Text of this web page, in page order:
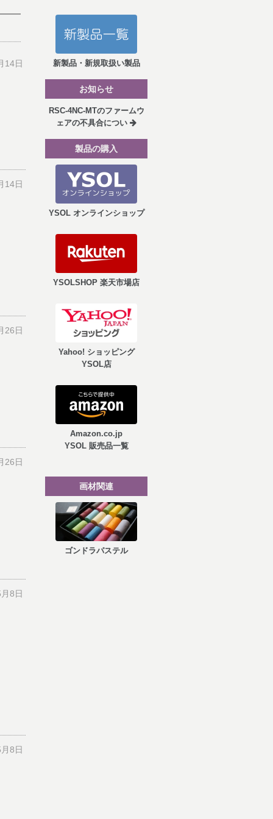
14日
14日
26日
26日
8日
8日
新製品・新規取扱い製品
お知らせ
RSC-4NC-MTのファームウ
ェアの不具合につい
製品の購入
YSOL オンラインショップ
YSOLSHOP 楽天市場店
Yahoo! ショッピング
YSOL店
Amazon.co.jp
YSOL 販売品一覧
画材関連
ゴンドラパステル